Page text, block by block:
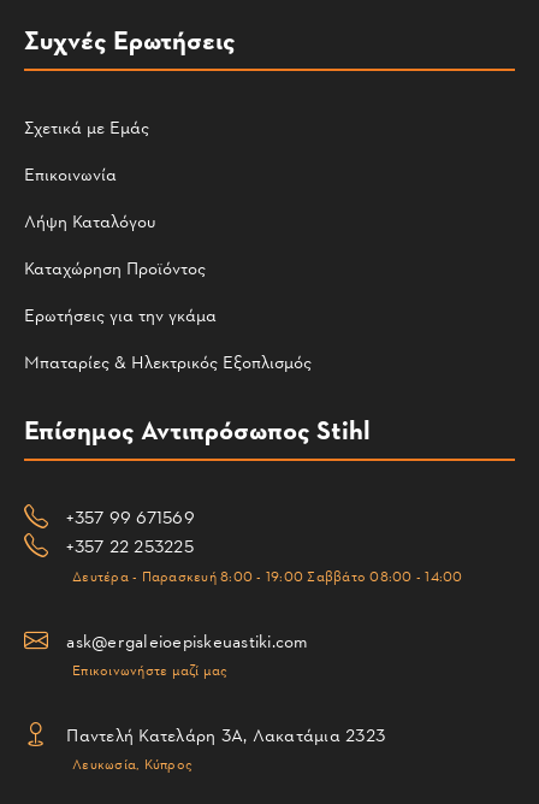
Συχνές Ερωτήσεις
Σχετικά με Εμάς
Επικοινωνία
Λήψη Καταλόγου
Καταχώρηση Προϊόντος
Ερωτήσεις για την γκάμα
Μπαταρίες & Ηλεκτρικός Εξοπλισμός
Επίσημος Αντιπρόσωπος Stihl
+357 99 671569
+357 22 253225
Δευτέρα - Παρασκευή 8:00 - 19:00 Σαββάτο 08:00 - 14:00
ask@ergaleioepiskeuastiki.com
Επικοινωνήστε μαζί μας
Παντελή Κατελάρη 3Α, Λακατάμια 2323
Λευκωσία, Κύπρος